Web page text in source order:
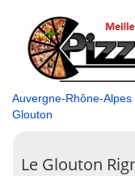
Auvergne-Rhône-Alpes
Glouton
Le Glouton